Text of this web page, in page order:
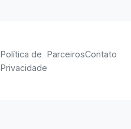
Política de
Privacidade
ParceirosContato